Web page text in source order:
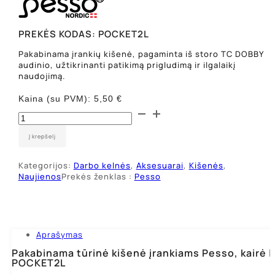
PREKĖS KODAS: POCKET2L
Pakabinama įrankių kišenė, pagaminta iš storo TC DOBBY
audinio, užtikrinanti patikimą prigludimą ir ilgalaikį
naudojimą.
Kaina (su PVM): 5,50 €
produkto
kiekis:
Pakabinama
Pesso
POCKET2,
Į krepšelį
Kategorijos: Darbo kelnės, Aksesuarai, Kišenės,
NaujienosPrekės ženklas : Pesso
Aprašymas
Pakabinama tūrinė kišenė įrankiams Pesso, kairė |
POCKET2L